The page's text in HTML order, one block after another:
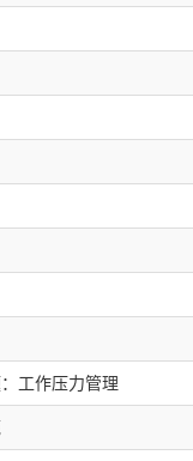
工作压力管理